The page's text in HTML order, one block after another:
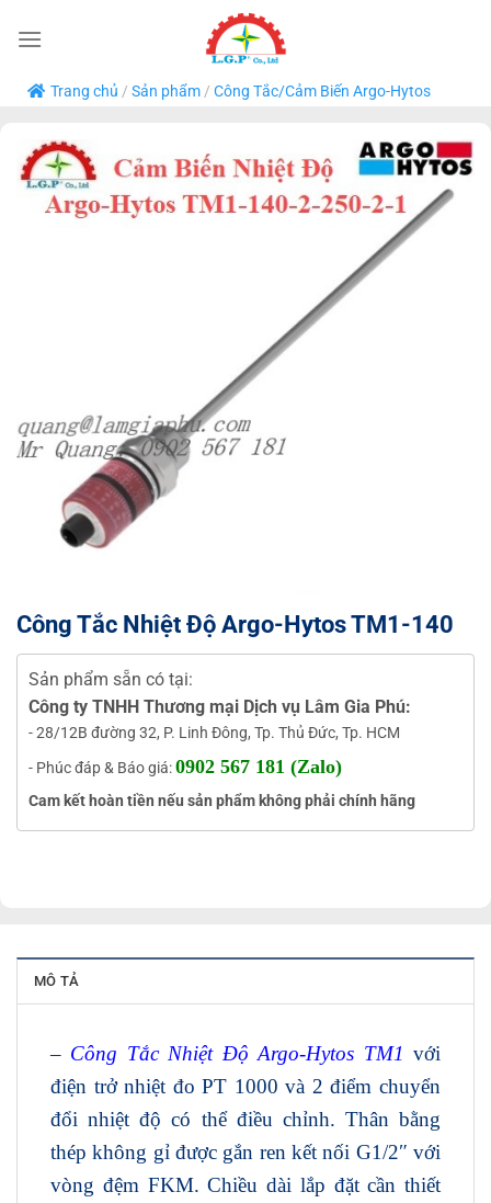
qua
dung
Trang chủ / Sản phẩm/ Công Tắc/Cảm Biến Argo-Hytos
Công Tắc Nhiệt Độ Argo-Hytos TM1-140
Sản phẩm sẵn có tại:
Công ty TNHH Thương mại Dịch vụ Lâm Gia Phú:
- 28/12B đường 32, P. Linh Đông, Tp. Thủ Đức, Tp. HCM
- Phúc đáp & Báo giá:0902 567 181 (Zalo)
Cam kết hoàn tiền nếu sản phẩm không phải chính hãng
MÔ TẢ
– Công Tắc Nhiệt Độ Argo-Hytos TM1 với
điện trở nhiệt đo PT 1000 và 2 điểm chuyển
đổi nhiệt độ có thể điều chỉnh. Thân bằng
thép không gỉ được gắn ren kết nối G1/2″ với
vòng đệm FKM. Chiều dài lắp đặt cần thiết